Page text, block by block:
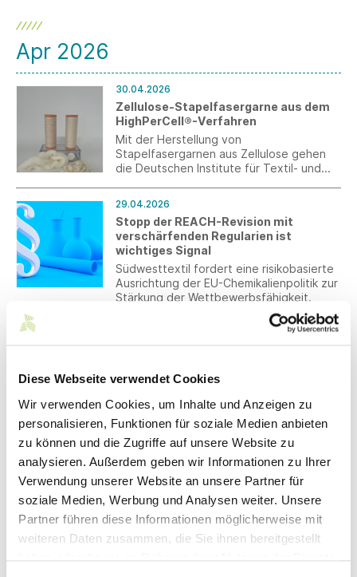
Diese Webseite verwendet Cookies
Wir verwenden Cookies, um Inhalte und Anzeigen zu
personalisieren, Funktionen für soziale Medien anbieten
zu können und die Zugriffe auf unsere Website zu
analysieren. Außerdem geben wir Informationen zu Ihrer
Verwendung unserer Website an unsere Partner für
soziale Medien, Werbung und Analysen weiter. Unsere
Partner führen diese Informationen möglicherweise mit
weiteren Daten zusammen, die Sie ihnen bereitgestellt
Handlungsoptionen für den Mittelstand
Apr 2026
30.04.2026
Zellulose-Stapelfasergarne aus dem
HighPerCell®-Verfahren
Mit der Herstellung von
Stapelfasergarnen aus Zellulose gehen
die Deutschen Institute für Textil- und
patentierten HighPerCell®-Verfahrens
entstehen aus Zellulose-Endlosfilamenten
hochwertige Textilgarne für den
Bekleidungssektor. Projektpartner ist
auch die Firma Gebr. Otto
Baumwollfeinzwirnerei GmbH & Co. KG.
29.04.2026
Stopp der REACH-Revision mit
verschärfenden Regularien ist
wichtiges Signal
Südwesttextil fordert eine risikobasierte
Ausrichtung der EU-Chemikalienpolitik zur
Stärkung der Wettbewerbsfähigkeit.
keine Wiederaufnahme der REACH-
Revision. Stattdessen sollen
Vereinfachung, Modernisierung und
Durchsetzung im bestehenden
Rechtsrahmen im Vordergrund stehen.
28.04.2026
Girl's Day – Flugsimulator, Creative
Coding und smarte Textilien
In den Workshops der Hochschule
Reutlingen erlebten 28 Mädchen aus den
Schulen der Region Technik, Informatik